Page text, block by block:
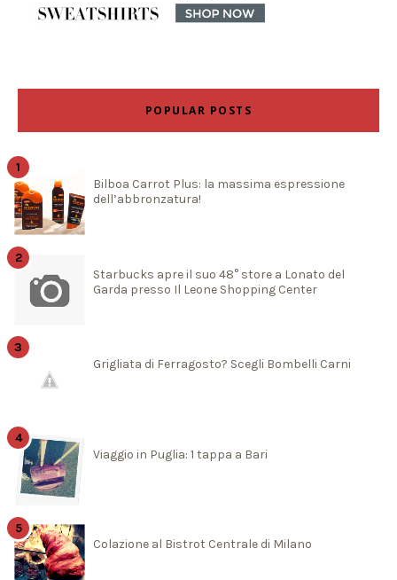
POPULAR POSTS
Bilboa Carrot Plus: la massima espressione
dell’abbronzatura!
Starbucks apre il suo 48° store a Lonato del
Garda presso Il Leone Shopping Center
Grigliata di Ferragosto? Scegli Bombelli Carni
Viaggio in Puglia: 1 tappa a Bari
Colazione al Bistrot Centrale di Milano